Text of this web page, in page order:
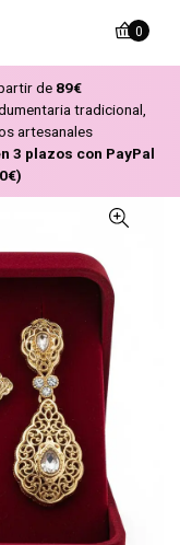
de 89€
tradicional,
artesanales
3 plazos con PayPal
0